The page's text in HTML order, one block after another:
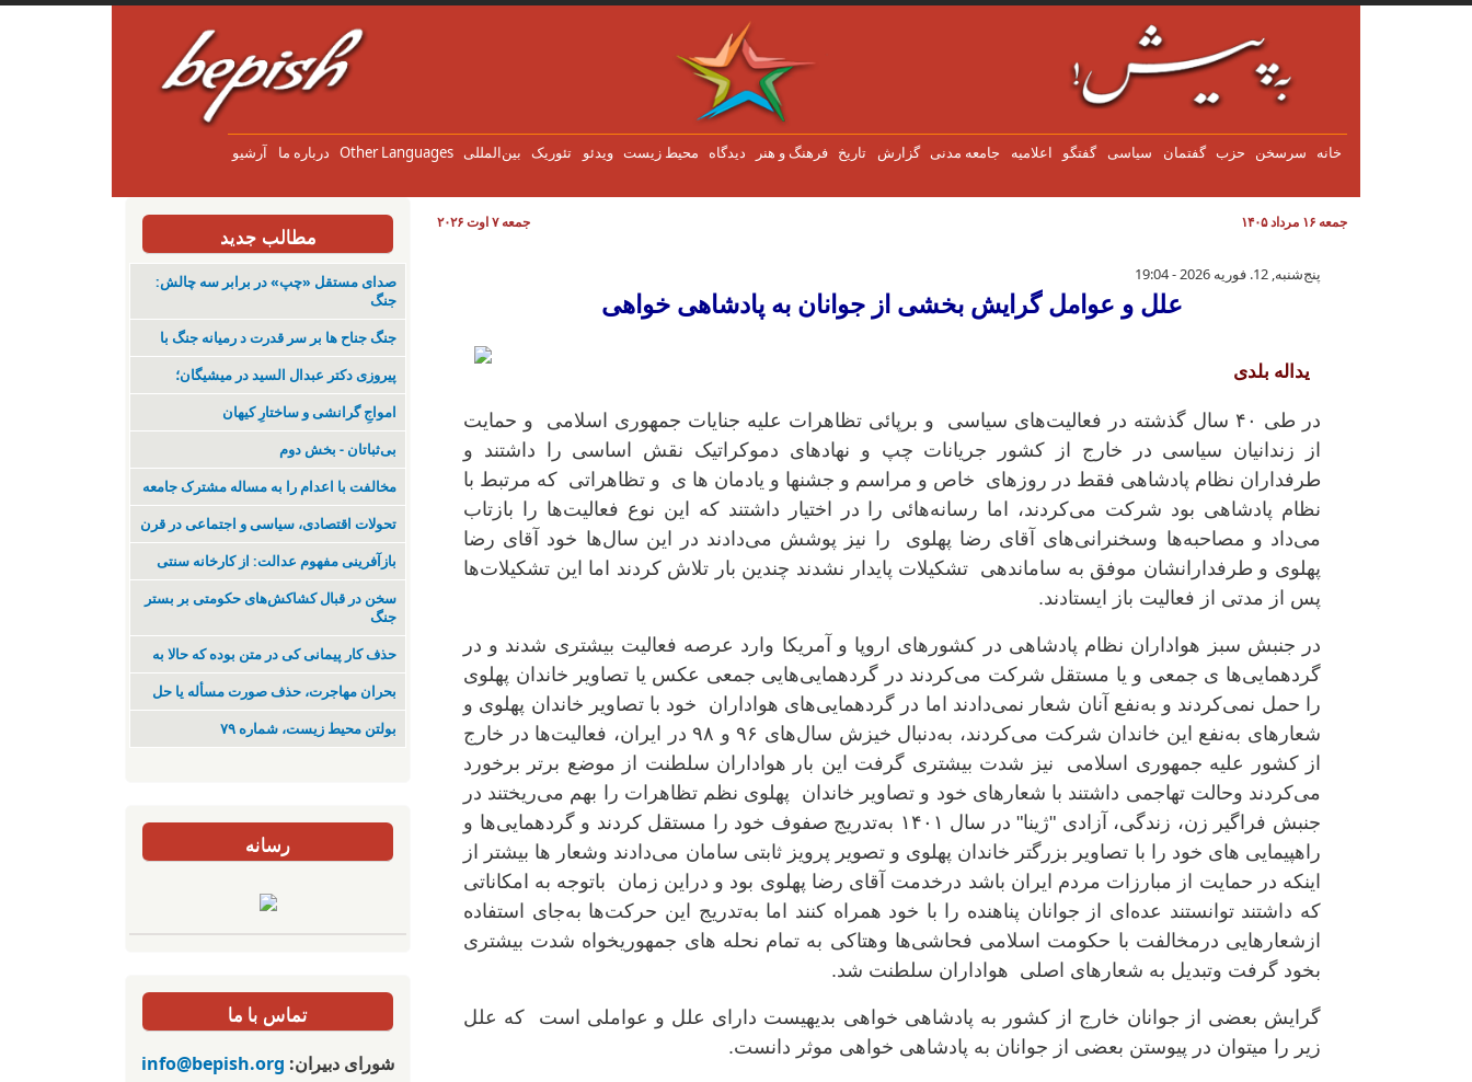
خانه سرسخن حزب گفتمان سياسی گفتگو اعلاميه جامعه مدنی گزارش تاریخ فرهنگ و هنر دیدگاه محیط زیست ویدئو تئوریک بین‌المللی Other Languages درباره ما آرشیو
جمعه ۷ اوت ۲۰۲۶ جمعه ۱۶ مرداد ۱۴۰۵
علل و عوامل گرایش بخشی از جوانان به پادشاهی خواهی
پنج‌شنبه, 12. فوریه 2026 - 19:04
علل و عوامل گرایش بخشی از جوانان به پادشاهی خواهی
یداله بلدی
در طی ۴۰ سال گذشته در فعالیت‌های سیاسی و بر‌پائی تظاهرات علیه جنایات جمهوری اسلامی و حمایت
از زندانیان سیاسی در خارج از کشور جریانات چپ و نهادهای دموکراتیک نقش اساسی را داشتند و
طرفداران نظام پادشاهی فقط در روزهای خاص و مراسم و جشنها و یادمان ها ی و تظاهراتی که مرتبط با
نظام پادشاهی بود شرکت می‌کردند، اما رسانه‌هائی را در اختیار داشتند که این نوع فعالیت‌ها را بازتاب
می‌داد و مصاحبه‌ها وسخنرانی‌های آقای رضا پهلوی را نیز پوشش می‌دادند در این سال‌ها خود آقای رضا
پهلوی و طرفدارانشان موفق به ساماندهی تشکیلات پایدار نشدند چندین بار تلاش کردند اما این تشکیلات‌ها
پس از مدتی از فعالیت باز ایستادند.
در جنبش سبز هواداران نظام پادشاهی در کشورهای اروپا و آمریکا وارد عرصه فعالیت بیشتری شدند و در
گردهمایی‌ها ی جمعی و یا مستقل شرکت می‌کردند در گردهمایی‌هایی جمعی عکس یا تصاویر خاندان پهلوی
را حمل نمی‌کردند و به‌نفع آنان شعار نمی‌دادند اما در گردهمایی‌های هواداران خود با تصاویر خاندان پهلوی و
شعارهای به‌نفع این خاندان شرکت می‌کردند، به‌دنبال خیزش سال‌های ۹۶ و ۹۸ در ایران، فعالیت‌ها در خارج
از کشور علیه جمهوری اسلامی نیز شدت بیشتری گرفت این بار هواداران سلطنت از موضع برتر برخورد
می‌کردند وحالت تهاجمی داشتند با شعارهای خود و تصاویر خاندان پهلوی نظم تظاهرات را بهم می‌ریختند در
جنبش فراگیر زن، زندگی، آزادی "ژینا" در سال ۱۴۰۱ به‌تدریج صفوف خود را مستقل کردند و گردهمایی‌ها و
راهپیمایی های خود را با تصاویر بزرگتر خاندان پهلوی و تصویر پرویز ثابتی سامان می‌دادند وشعار ها بیشتر از
اینکه در حمایت از مبارزات مردم ایران باشد درخدمت آقای رضا پهلوی بود و دراین زمان باتوجه به امکاناتی
که داشتند توانستند عده‌ای از جوانان پناهنده را با خود همراه کنند اما به‌تدریج این حرکت‌ها به‌جای استفاده
ازشعارهایی درمخالفت با حکومت اسلامی فحاشی‌ها وهتاکی به تمام نحله های جمهوریخواه شدت بیشتری
بخود گرفت وتبدیل به شعارهای اصلی هواداران سلطنت شد.
گرایش بعضی از جوانان خارج از کشور به پادشاهی خواهی بدیهیست دارای علل و عواملی است که علل
زیر را میتوان در پیوستن بعضی از جوانان به پادشاهی خواهی موثر دانست.
مطالب جدید
صدای مستقل «چپ» در برابر سه چالش:
جنگ
جنگ جناح ها بر سر قدرت د رمیانە جنگ با
پیروزی دکتر عبدال السید در میشیگان؛
‌امواجِ گرانشی و ساختارِ کیهان
بی‌ثباتان - بخش دوم
مخالفت با اعدام را به مساله مشترک جامعه
تحولات اقتصادی، سیاسی و اجتماعی در قرن
بازآفرینی مفهوم عدالت: از کارخانه سنتی
سخن در قبال کشاکش‌های حکومتی بر بستر
جنگ
حذف کار پیمانی کی در متن بودە کە حالا بە
بحران مهاجرت‌، حذف صورت مسأله یا حل
بولتن محیط زیست، شماره ۷۹
رسانه
تماس با ما
شورای دبیران: info@bepish.org